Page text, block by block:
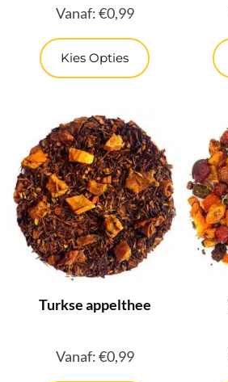
Vanaf:€0,99
Kies Opties
Turkse appelthee
Vanaf:€0,99